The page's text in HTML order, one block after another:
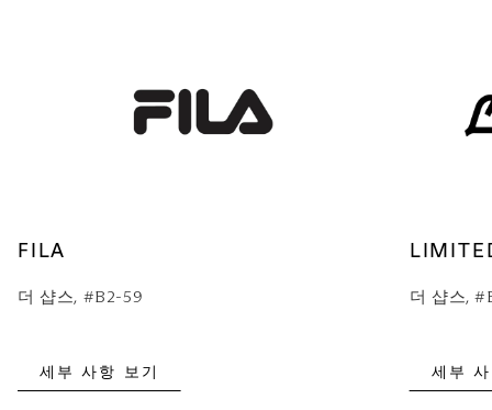
FILA
더 샵스, #B2-59
세부 사항 보기
더 샵스,
세부